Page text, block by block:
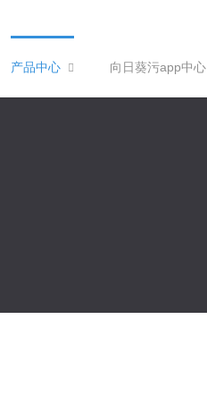
产品中心 向日葵污app中心